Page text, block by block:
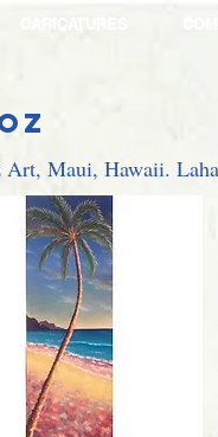
CARICATURES
Maui, Hawaii.